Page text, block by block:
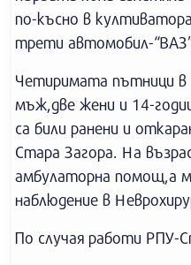
по-късно в
трети автомобил-
Четиримата пътници
мъж,две жени и 14-
са били ранени и
Стара Загора. На
амбулаторна помощ,а
наблюдение в
По случая работи РПУ-